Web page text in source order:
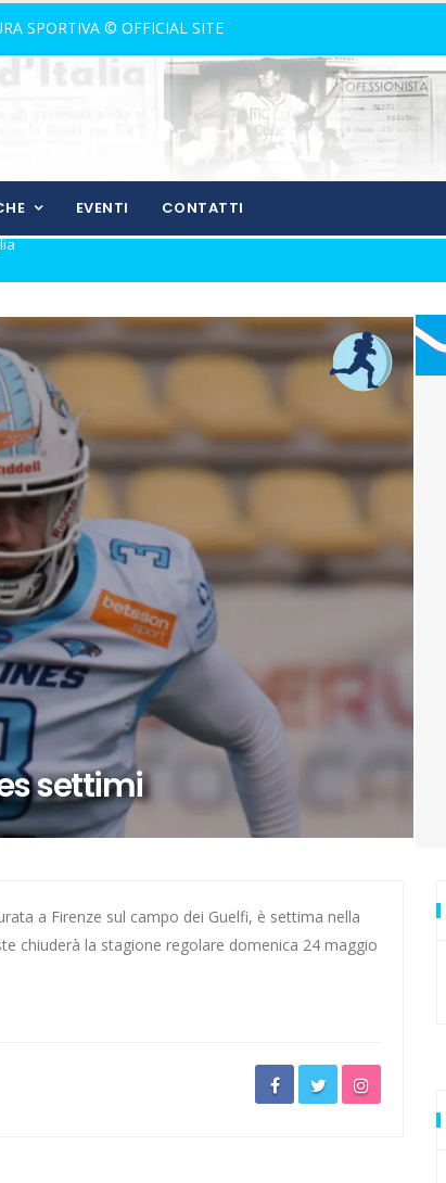
SPORTIVA © OFFICIAL SITE
EVENTI CONTATTI
della Lazio!
Lazio
gol
Italia
Luna
con la Romania
settimi
a Firenze sul campo dei Guelfi, è settima nella
chiuderà la stagione regolare domenica 24 maggio